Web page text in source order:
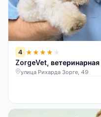
4 ★★★★ ★
ZorgeVet,
улица Рихарда Зорге, 49